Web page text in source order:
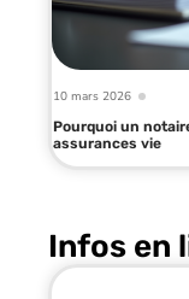
10 mars 2026
Pourquoi un
assurances vie
Infos en